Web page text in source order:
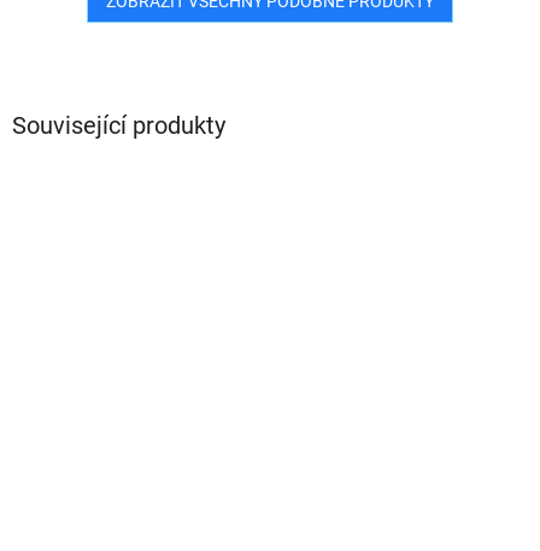
Související produkty